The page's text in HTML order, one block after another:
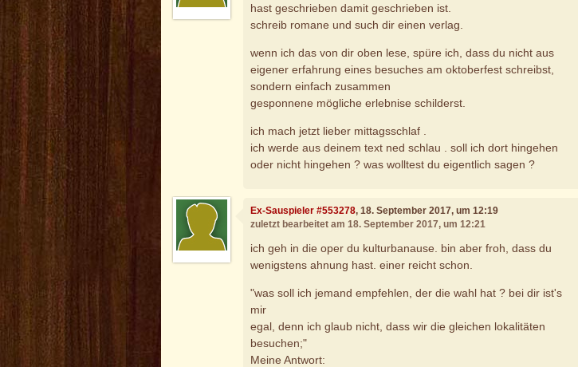
hast geschrieben damit geschrieben ist.
schreib romane und such dir einen verlag.
wenn ich das von dir oben lese, spüre ich, dass du nicht aus
eigener erfahrung eines besuches am oktoberfest schreibst,
sondern einfach zusammen
gesponnene mögliche erlebnise schilderst.
ich mach jetzt lieber mittagsschlaf .
ich werde aus deinem text ned schlau . soll ich dort hingehen
oder nicht hingehen ? was wolltest du eigentlich sagen ?
Ex-Sauspieler #553278, 18. September 2017, um 12:19
zuletzt bearbeitet am 18. September 2017, um 12:21
ich geh in die oper du kulturbanause. bin aber froh, dass du
wenigstens ahnung hast. einer reicht schon.
"was soll ich jemand empfehlen, der die wahl hat ? bei dir ist's
mir
egal, denn ich glaub nicht, dass wir die gleichen lokalitäten
besuchen;"
Meine Antwort: